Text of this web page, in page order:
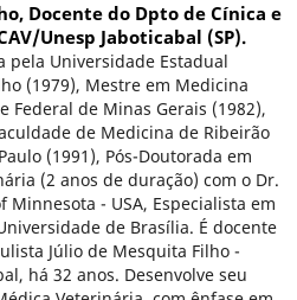
Docente do Dpto de Cínica e
Unesp Jaboticabal (SP).
pela Universidade Estadual
(1979), Mestre em Medicina
Federal de Minas Gerais (1982),
de Medicina de Ribeirão
(1991), Pós-Doutorada em
(2 anos de duração) com o Dr.
Minnesota - USA, Especialista em
de Brasília. É docente
Júlio de Mesquita Filho -
há 32 anos. Desenvolve seu